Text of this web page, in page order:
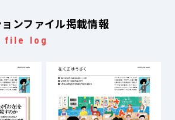
ンファイル掲載情報
file log